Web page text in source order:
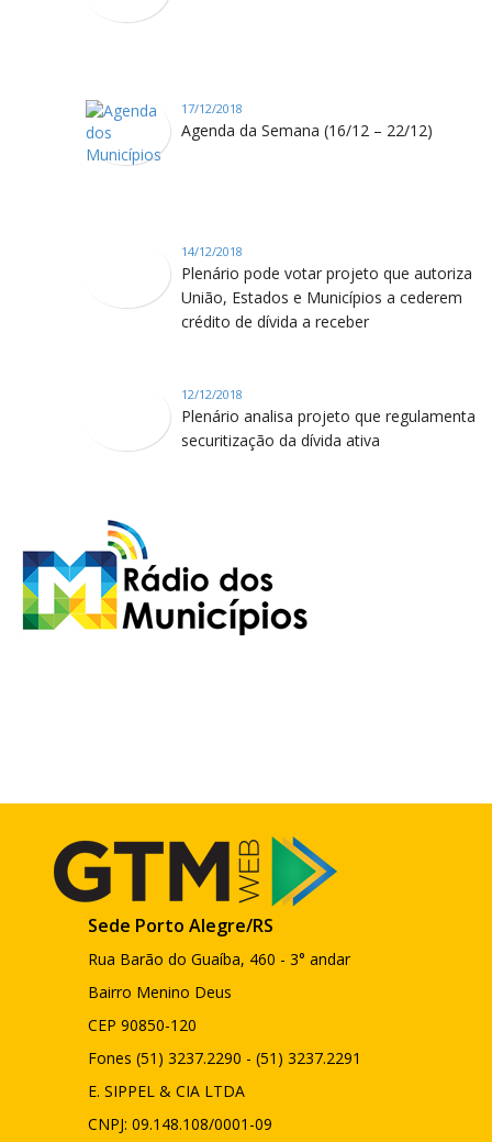
17/12/2018
Agenda da Semana (16/12 – 22/12)
14/12/2018
Plenário pode votar projeto que autoriza
União, Estados e Municípios a cederem
crédito de dívida a receber
12/12/2018
Plenário analisa projeto que regulamenta
securitização da dívida ativa
Sede Porto Alegre/RS
Rua Barão do Guaíba, 460 - 3° andar
Bairro Menino Deus
CEP 90850-120
Fones (51) 3237.2290 - (51) 3237.2291
E. SIPPEL & CIA LTDA
CNPJ: 09.148.108/0001-09